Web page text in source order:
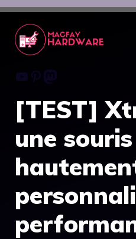
Aller
contenu
Youtube
Pinterest
Mastodon
[TEST]
une souris